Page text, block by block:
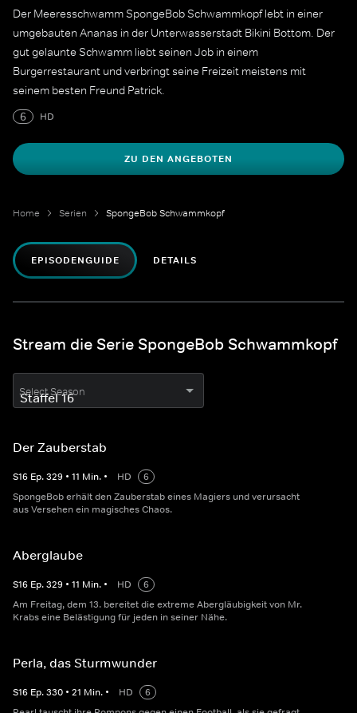
Der Meeresschwamm SpongeBob Schwammkopf lebt in einer
umgebauten Ananas in der Unterwasserstadt Bikini Bottom. Der
gut gelaunte Schwamm liebt seinen Job in einem
Burgerrestaurant und verbringt seine Freizeit meistens mit
seinem besten Freund Patrick.
6
HD
ZU DEN ANGEBOTEN
Home Serien SpongeBob Schwammkopf
EPISODENGUIDE DETAILS
Stream die Serie SpongeBob Schwammkopf
Select Season
Der Zauberstab
S16 Ep.329 • 11 Min. • HD
6
SpongeBob erhält den Zauberstab eines Magiers und verursacht
aus Versehen ein magisches Chaos.
Aberglaube
S16 Ep.329 • 11 Min. • HD
6
Am Freitag, dem 13. bereitet die extreme Abergläubigkeit von Mr.
Krabs eine Belästigung für jeden in seiner Nähe.
Perla, das Sturmwunder
S16 Ep.330 • 21 Min. • HD
6